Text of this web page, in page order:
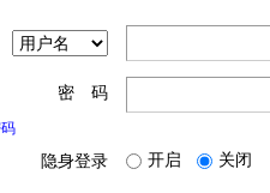
密 码
隐身登录 开启 关闭